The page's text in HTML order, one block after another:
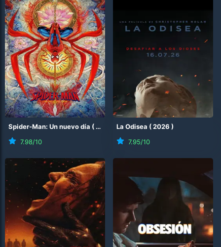
Spider-Man: Un nuevo día ( 2026
7.98/10
La Odisea (2026 )
7.95/10